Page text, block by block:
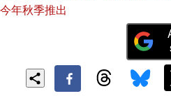
年秋季推出